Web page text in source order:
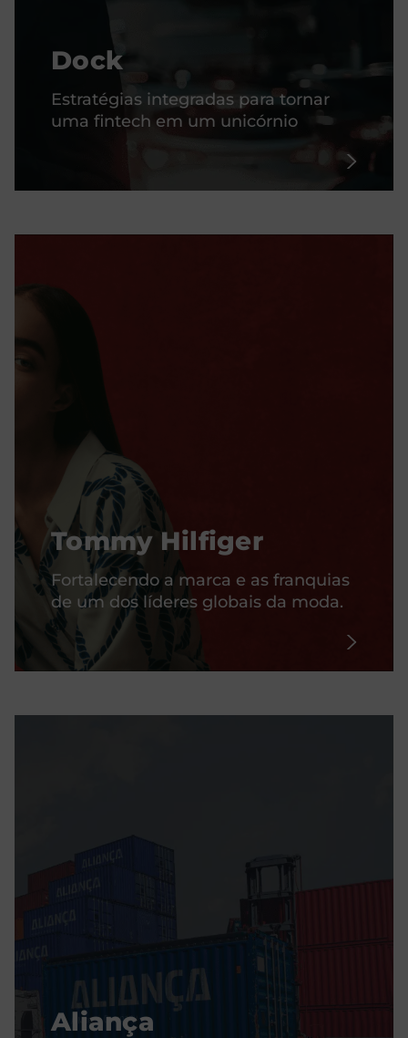
Dock
Estratégias integradas para tornar
uma fintech em um unicórnio
Tommy Hilfiger
Fortalecendo a marca e as franquias
de um dos líderes globais da moda.
Aliança